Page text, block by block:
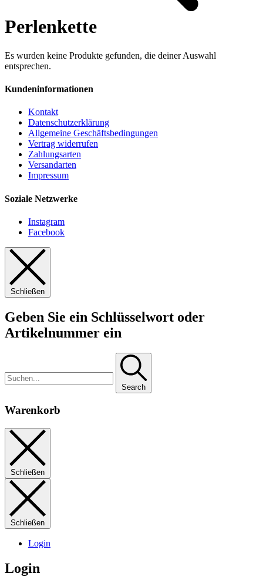
Perlenkette
Es wurden keine Produkte gefunden, die deiner Auswahl
entsprechen.
Kundeninformationen
Kontakt
Datenschutzerklärung
Allgemeine Geschäftsbedingungen
Vertrag widerrufen
Zahlungsarten
Versandarten
Impressum
Soziale Netzwerke
Instagram
Facebook
Schließen
Geben Sie ein Schlüsselwort oder
Artikelnummer ein
Search
Warenkorb
Schließen
Schließen
Login
Login